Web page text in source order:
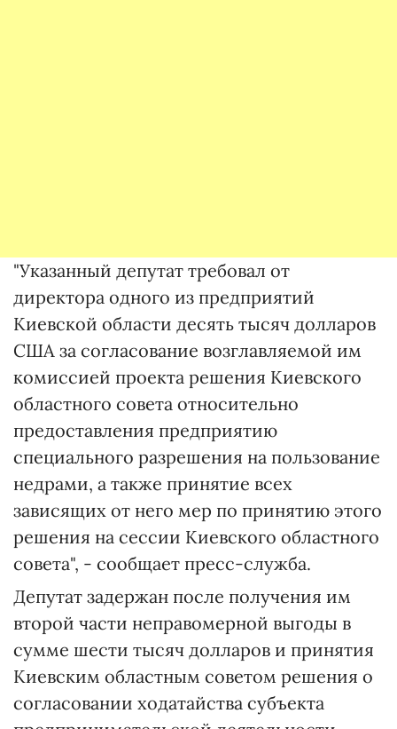
"Указанный депутат требовал от
директора одного из предприятий
Киевской области десять тысяч долларов
США за согласование возглавляемой им
комиссией проекта решения Киевского
областного совета относительно
предоставления предприятию
специального разрешения на пользование
недрами, а также принятие всех
зависящих от него мер по принятию этого
решения на сессии Киевского областного
совета", - сообщает пресс-служба.
Депутат задержан после получения им
второй части неправомерной выгоды в
сумме шести тысяч долларов и принятия
Киевским областным советом решения о
согласовании ходатайства субъекта